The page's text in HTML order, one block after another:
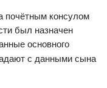
почётным консулом
был назначен
основного
с данными сына